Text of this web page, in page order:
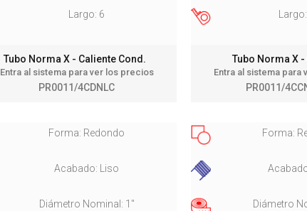
Largo: 6
Tubo Norma X - Caliente Cond.
Entra al sistema para ver los precios
PR0011/4CDNLC
Tubo Norma X
Entra al sistema para
PR0011/
Forma: Redondo
Acabado: Liso
Diámetro Nominal: 1"
Forma:
Diámetro